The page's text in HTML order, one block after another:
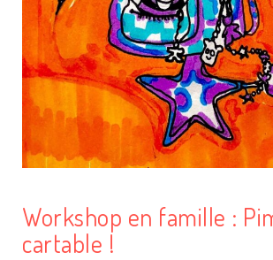
Workshop en famille :
cartable !